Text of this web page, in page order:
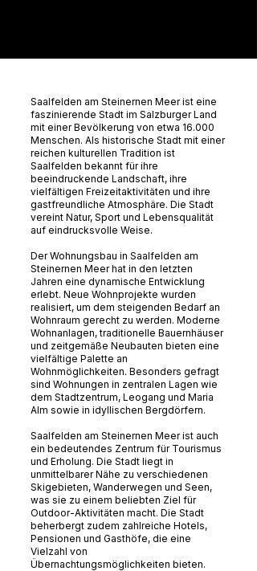
Saalfelden am Steinernen Meer ist eine
faszinierende Stadt im Salzburger Land
mit einer Bevölkerung von etwa 16.000
Menschen. Als historische Stadt mit einer
reichen kulturellen Tradition ist
Saalfelden bekannt für ihre
beeindruckende Landschaft, ihre
vielfältigen Freizeitaktivitäten und ihre
gastfreundliche Atmosphäre. Die Stadt
vereint Natur, Sport und Lebensqualität
auf eindrucksvolle Weise.
Der Wohnungsbau in Saalfelden am
Steinernen Meer hat in den letzten
Jahren eine dynamische Entwicklung
erlebt. Neue Wohnprojekte wurden
realisiert, um dem steigenden Bedarf an
Wohnraum gerecht zu werden. Moderne
Wohnanlagen, traditionelle Bauernhäuser
und zeitgemäße Neubauten bieten eine
vielfältige Palette an
Wohnmöglichkeiten. Besonders gefragt
sind Wohnungen in zentralen Lagen wie
dem Stadtzentrum, Leogang und Maria
Alm sowie in idyllischen Bergdörfern.
Saalfelden am Steinernen Meer ist auch
ein bedeutendes Zentrum für Tourismus
und Erholung. Die Stadt liegt in
unmittelbarer Nähe zu verschiedenen
Skigebieten, Wanderwegen und Seen,
was sie zu einem beliebten Ziel für
Outdoor-Aktivitäten macht. Die Stadt
beherbergt zudem zahlreiche Hotels,
Pensionen und Gasthöfe, die eine
Vielzahl von
Übernachtungsmöglichkeiten bieten.